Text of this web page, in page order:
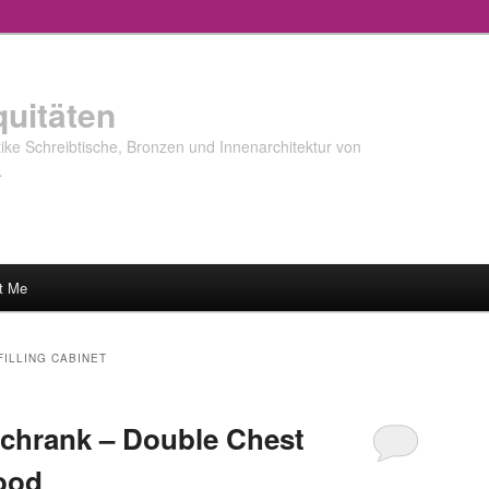
Schreibtische, Bronzen und Innenarchitektur von
Me
CABINET
– Double Chest